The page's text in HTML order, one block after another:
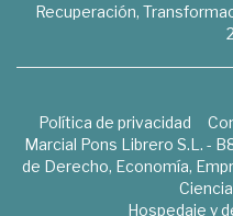
Recuperación,
Política de privacidad
Marcial Pons Librero S.L. -
de Derecho, Economía,
Hospedaje y